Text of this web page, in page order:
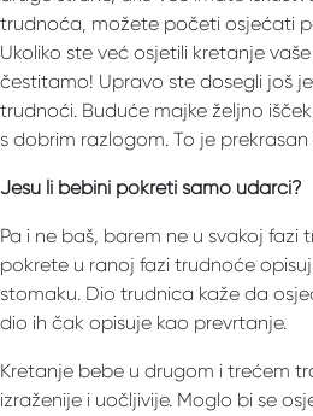
trudnoća, možete početi osjećati
Ukoliko ste već osjetili kretanje
čestitamo! Upravo ste dosegli još
trudnoći. Buduće majke željno
s dobrim razlogom. To je
Jesu li bebini pokreti samo udarci?
Pa i ne baš, barem ne u svakoj fazi
pokrete u ranoj fazi trudnoće
stomaku. Dio trudnica kaže da
dio ih čak opisuje kao prevrtanje.
Kretanje bebe u drugom i trećem
izraženije i uočljivije. Moglo bi se